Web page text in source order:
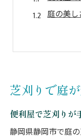
庭の美
便利屋
手間を減ら
便利屋
静岡市で
便利屋
芝刈りで庭
便利屋で芝刈りが
静岡県静岡市で庭